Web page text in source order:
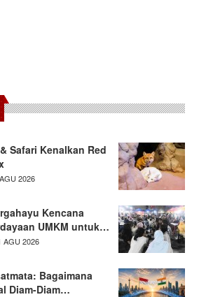
Safari Kenalkan Red
2026
Kencana
UMKM untuk…
AGU 2026
Bagaimana
Diam-Diam…